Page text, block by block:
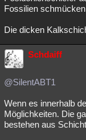
Fossilien
Die dicken
Schdaiff
@SilentABT1
Wenn es innerhalb
Möglichkeiten. Die
bestehen aus